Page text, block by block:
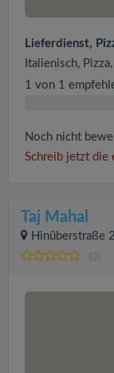
Lieferdienst,
Italienisch,
1 von 1
Noch nicht
Schreib jetzt die
Taj Mahal
Hinüberstraße
(0)